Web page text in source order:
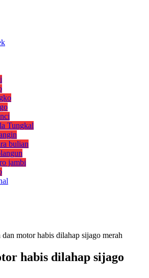
Tungkal
bulian
jambi
dan motor habis dilahap sijago merah
habis dilahap sijago